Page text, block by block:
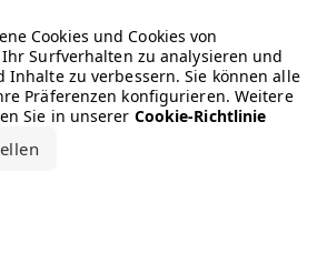
Cookies und Cookies von
Surfverhalten zu analysieren und
Inhalte zu verbessern. Sie können alle
Präferenzen konfigurieren. Weitere
Sie in unserer Cookie-Richtlinie
the brand